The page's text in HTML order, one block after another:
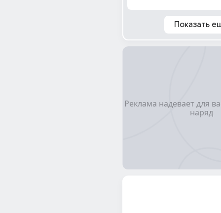
Показать